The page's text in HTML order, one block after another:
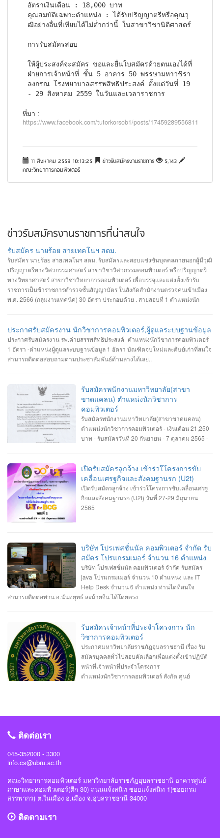
อัตราเงินเดือน : 18,000 บาท
คุณสมบัติเฉพาะตำแหน่ง : ได้รับปริญญาตรีหรือคุณวุ
ฒิอย่างอื่นที่เทียบได้ไม่ต่ำกว่านี้ ในสาขาวิชานิติศาสตร์
การรับสมัครสอบ
ให้ผู้ประสงค์จะสมัคร ขอและยื่นใบสมัครด้วยตนเองได้ที่
ฝ่ายการเจ้าหน้าที่ ชั้น 5 อาคาร 50 พรรษามหาวชิรา
ลงกรณ โรงพยาบาลสรรพสิทธิประสงค์ ตั้งแต่วันที่ 19
- 29 สิงหาคม 2559 ในวันและเวลาราชการ
ที่มา :
https://www.facebook.com/tutorkorsob1/posts/1745928955681137
11 สิงหาคม 2559 10:13:25 ข่าวรับสมัครงานราชการ
5,143
คณะวิทยาการคอมพิวเตอร์
ข่าวรับสมัครงานราชการที่น่าสนใจ
รับสมัคร นายร้อย สายเทคโนฯ สตม.
รับสมัคร นายร้อย สายเทคโนฯ สตม. รับสมัครและสอบแข่งขันบุคคลภายนอกผู้มีวุฒิ
ปริญญาตรีทางวิศวกรรมศาสตร์ สาขาวิชาวิศวกรรมคอมพิวเตอร์ หรือปริญญาตรี
ทางวิทยาศาสตร์ สาขาวิชาวิทยาการคอมพิวเตอร์ เพื่อบรรจุและแต่งตั้งเข้ารับ
ราชการเป็นข้าราชการตำรวจชั้นสัญญาบัตร ในสังกัดสำนักงานตรวจคนเข้าเมือง
พ.ศ. 2566 (กลุ่มงานเทคนิค) 30 อัตรา ประกอบด้วย . สายสอบที่ 1 ตำแหน่งนัก
ผล จำนวน 12 อัตรา (วุฒิปริญญาตรีทางวิศวกรรมศาสตร์ สาขาวิศวกรรม
คอมพิวเตอร์ หรือปริญญาตรีทางวิทยาศาสตร์ สาขาวิชาวิทยาการคอมพิวเตอร์) .
ทั้งนี้ เปิดรับสมัครตั้งแต่วันที่ 2 - 31 พ.ค. 66 สมัครได้ที่เว็บไซต์
http://imm.jobthaigov.com
ประกาศรับสมัครงาน นักวิชาการคอมพิวเตอร์,ผู้ดูแลระบบฐานข้อมูล
ประกาศรับสมัครงาน รพ.ค่ายสรรพสิทธิประสงค์ -ตำแหน่งนักวิชาการคอมพิวเตอร์
1 อัตรา -ตำแหน่งผู้ดูแลระบบฐานข้อมูล 1 อัตรา บัณฑิตจบใหม่และศิษย์เก่าที่สนใจ
สามารถติดต่อสอบถามตามประชาสัมพันธ์ด้านล่างได้เลย..
รับสมัครพนักงานมหาวิทยาลัย(สาขา
ขาดแคลน) ตำแหน่งนักวิชาการ
คอมพิวเตอร์
รับสมัครพนักงานมหาวิทยาลัย(สาขาขาดแคลน)
ตำแหน่งนักวิชาการคอมพิวเตอร์ - เงินเดือน 21,250
บาท - รับสมัครวันที่ 20 กันยายน - 7 ตุลาคม 2565 -
เปิดรับสมัครลูกจ้าง เข้าร่วใโครงการขับ
เคลื่อนเศรฐกิจและสังคมฐานรก (U2t)
เปิดรับสมัครลูกจ้าง เข้าร่วใโครงการขับเคลื่อนเศรฐ
กิจและสังคมฐานรก (U2t) วันที่ 27-29 มิถุนายน
2565
บริษัท โปรเฟสชั่นนัล คอมพิวเตอร์ จำกัด รับ
สมัคร โปรแกรมเมอร์ จำนวน 16 ตำแหน่ง
บริษัท โปรเฟสชั่นนัล คอมพิวเตอร์ จำกัด รับสมัคร
java โปรแกรมเมอร์ จำนวน 10 ตำแหน่ง และ IT
Help Desk จำนวน 6 ตำแหน่ง ท่านไดที่สนใจ
สามารถติดต่อท่าน อ.นันทยุทธ์ ละม้ายจีน ได้โดยตรง
รับสมัครเจ้าหน้าที่ประจำโครงการ นัก
วิชาการคอมพิวเตอร์
ประกาศมหาวิทยาลัยราชภัฏอุบลราชธานี เรื่อง รับ
สมัครบุคคลทั่วไปสอบคัดเลือกเพื่อแต่งตั้งเข้าปฏิบัติ
หน้าที่เจ้าหน้าที่ประจำโครงการ
ตำแหน่งนักวิชาการคอมพิวเตอร์ สังกัด ศูนย์
2. เจ้าหน้าที่ประจำโครงการผลิตสื่อดิจิตอลเพื่อการ
ติดต่อเรา
045-352000 - 3300
info.cs@ubru.ac.th
คณะวิทยาการคอมพิวเตอร์ มหาวิทยาลัยราชภัฏอุบลราชธานี อาคารศูนย์
ภาษาและคอมพิวเตอร์(ตึก 30) ถนนแจ้งสนิท ซอยแจ้งสนิท 1(ซอยกรม
สรรพากร) ต.ในเมือง อ.เมือง จ.อุบลราชธานี 34000
ติดตามเรา